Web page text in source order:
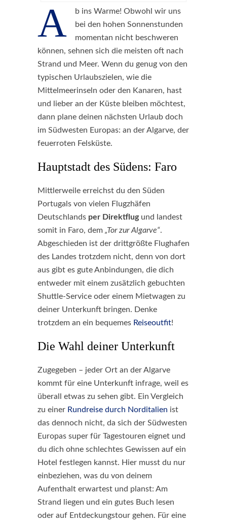
A
b ins Warme! Obwohl wir uns
bei den hohen Sonnenstunden
momentan nicht beschweren
können, sehnen sich die meisten oft nach
Strand und Meer. Wenn du genug von den
typischen Urlaubszielen, wie die
Mittelmeerinseln oder den Kanaren, hast
und lieber an der Küste bleiben möchtest,
dann plane deinen nächsten Urlaub doch
im Südwesten Europas: an der Algarve, der
feuerroten Felsküste.
Hauptstadt des Südens: Faro
Mittlerweile erreichst du den Süden
Portugals von vielen Flugzhäfen
Deutschlands per Direktflugund landest
somit in Faro, dem „Tor zur Algarve“.
Abgeschieden ist der drittgrößte Flughafen
des Landes trotzdem nicht, denn von dort
aus gibt es gute Anbindungen, die dich
entweder mit einem zusätzlich gebuchten
Shuttle-Service oder einem Mietwagen zu
deiner Unterkunft bringen. Denke
trotzdem an ein bequemes Reiseoutfit!
Die Wahl deiner Unterkunft
Zugegeben – jeder Ort an der Algarve
kommt für eine Unterkunft infrage, weil es
überall etwas zu sehen gibt. Ein Vergleich
zu einer Rundreise durch Norditalien ist
das dennoch nicht, da sich der Südwesten
Europas super für Tagestouren eignet und
du dich ohne schlechtes Gewissen auf ein
Hotel festlegen kannst. Hier musst du nur
einbeziehen, was du von deinem
Aufenthalt erwartest und planst: Am
Strand liegen und ein gutes Buch lesen
oder auf Entdeckungstour gehen. Für eine